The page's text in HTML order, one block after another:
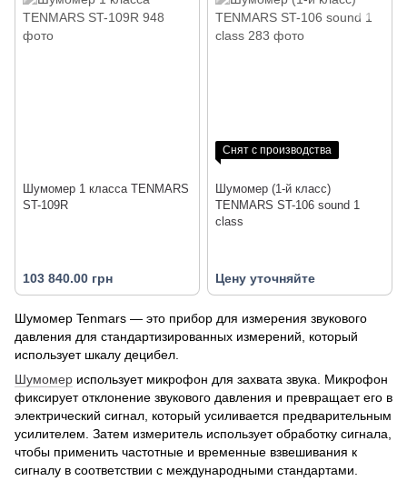
Шумомер 1 класса TENMARS
ST-109R
103 840.00 грн
Снят с производства
Шумомер (1-й класс)
TENMARS ST-106 sound 1
class
Цену уточняйте
Шумомер Tenmars — это прибор для измерения звукового
давления для стандартизированных измерений, который
использует шкалу децибел.
Шумомер использует микрофон для захвата звука. Микрофон
фиксирует отклонение звукового давления и превращает его в
электрический сигнал, который усиливается предварительным
усилителем. Затем измеритель использует обработку сигнала,
чтобы применить частотные и временные взвешивания к
сигналу в соответствии с международными стандартами.